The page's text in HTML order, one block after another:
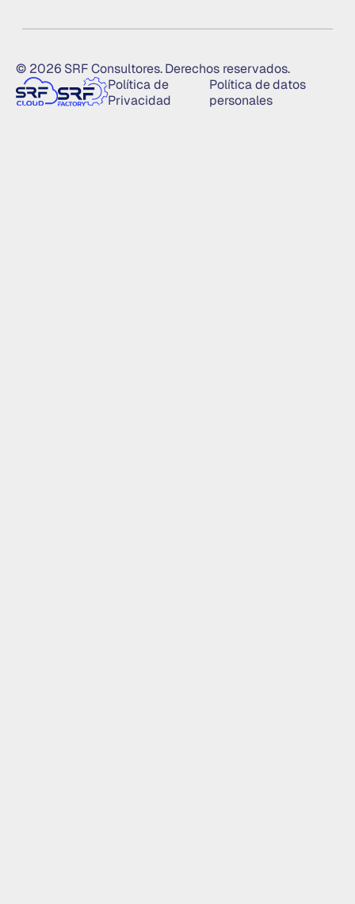
© 2026 SRF Consultores. Derechos reservados.
Política de
Privacidad
Política de datos
personales